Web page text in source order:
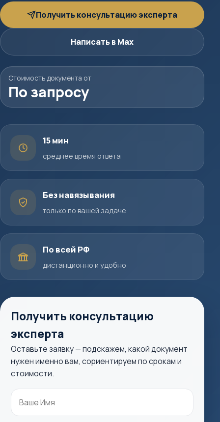
Получить консультацию эксперта
Написать в Max
Стоимость документа от
По запросу
15 мин
среднее время ответа
Без навязывания
только по вашей задаче
По всей РФ
дистанционно и удобно
Получить консультацию
эксперта
Оставьте заявку — подскажем, какой документ
нужен именно вам, сориентируем по срокам и
стоимости.